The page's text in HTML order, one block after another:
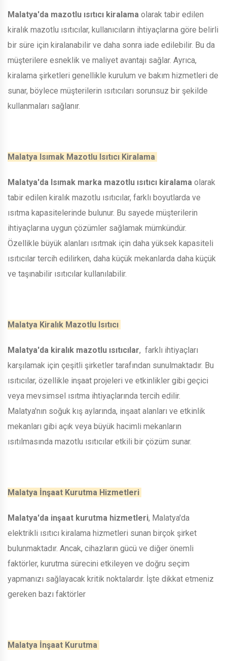
Malatya'da mazotlu ısıtıcı kiralama olarak tabir edilen
kiralık mazotlu ısıtıcılar, kullanıcıların ihtiyaçlarına göre belirli
bir süre için kiralanabilir ve daha sonra iade edilebilir. Bu da
müşterilere esneklik ve maliyet avantajı sağlar. Ayrıca,
kiralama şirketleri genellikle kurulum ve bakım hizmetleri de
sunar, böylece müşterilerin ısıtıcıları sorunsuz bir şekilde
kullanmaları sağlanır.
Malatya Isımak Mazotlu Isıtıcı Kiralama
Malatya'da Isımak marka mazotlu ısıtıcı kiralama olarak
tabir edilen kiralık mazotlu ısıtıcılar, farklı boyutlarda ve
ısıtma kapasitelerinde bulunur. Bu sayede müşterilerin
ihtiyaçlarına uygun çözümler sağlamak mümkündür.
Özellikle büyük alanları ısıtmak için daha yüksek kapasiteli
ısıtıcılar tercih edilirken, daha küçük mekanlarda daha küçük
ve taşınabilir ısıtıcılar kullanılabilir.
Malatya Kiralık Mazotlu Isıtıcı
Malatya'da kiralık mazotlu ısıtıcılar, farklı ihtiyaçları
karşılamak için çeşitli şirketler tarafından sunulmaktadır. Bu
ısıtıcılar, özellikle inşaat projeleri ve etkinlikler gibi geçici
veya mevsimsel ısıtma ihtiyaçlarında tercih edilir.
Malatya'nın soğuk kış aylarında, inşaat alanları ve etkinlik
mekanları gibi açık veya büyük hacimli mekanların
ısıtılmasında mazotlu ısıtıcılar etkili bir çözüm sunar.
Malatya İnşaat Kurutma Hizmetleri
Malatya'da inşaat kurutma hizmetleri, Malatya'da
elektrikli ısıtıcı kiralama hizmetleri sunan birçok şirket
bulunmaktadır. Ancak, cihazların gücü ve diğer önemli
faktörler, kurutma sürecini etkileyen ve doğru seçim
yapmanızı sağlayacak kritik noktalardır. İşte dikkat etmeniz
gereken bazı faktörler
Malatya İnşaat Kurutma